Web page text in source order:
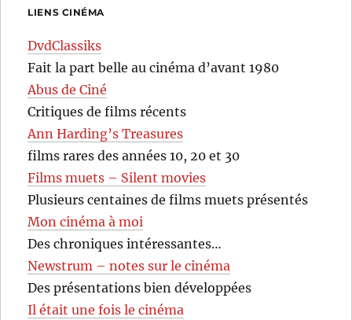
LIENS CINÉMA
DvdClassiks
Fait la part belle au cinéma d’avant 1980
Abus de Ciné
Critiques de films récents
Ann Harding’s Treasures
films rares des années 10, 20 et 30
Films muets – Silent movies
Plusieurs centaines de films muets présentés
Mon cinéma à moi
Des chroniques intéressantes…
Newstrum – notes sur le cinéma
Des présentations bien développées
Il était une fois le cinéma